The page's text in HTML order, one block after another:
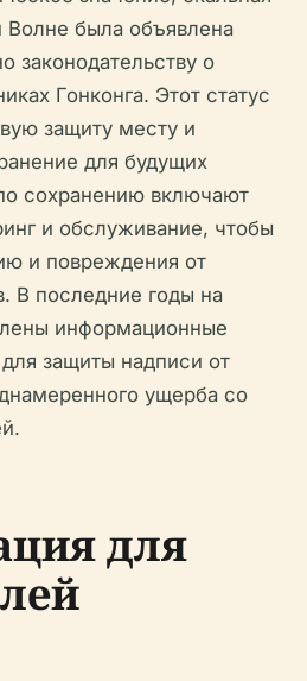
была объявлена
законодательству о
Гонконга. Этот статус
защиту месту и
для будущих
сохранению включают
и обслуживание, чтобы
и повреждения от
В последние годы на
информационные
защиты надписи от
ущерба со
для